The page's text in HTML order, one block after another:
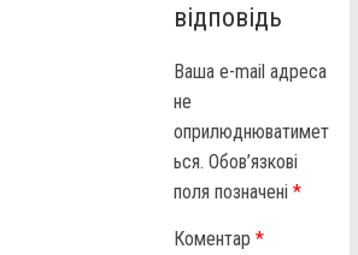
відповідь
Ваша e-mail адреса
не
оприлюднюватимет
ься. Обов’язкові
поля позначені*
Коментар*